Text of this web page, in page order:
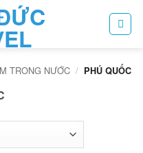
TRONG NƯỚC / PHÚ QUỐC